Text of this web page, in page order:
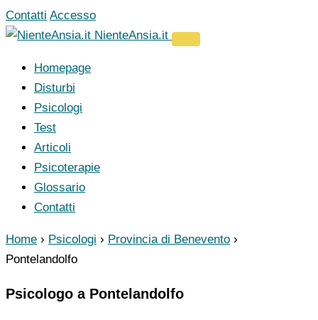
Vai
al
Contatti Accesso
NienteAnsia.it
Homepage
Disturbi
Psicologi
Test
Articoli
Psicoterapie
Glossario
Contatti
Home › Psicologi › Provincia di Benevento ›
Pontelandolfo
Psicologo a Pontelandolfo